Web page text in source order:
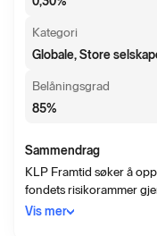
Kategori
Belåningsgrad
85%
Sammendrag
KLP Framtid søker å
fondets risikorammer
finansielle instrumenter.
Vis mer